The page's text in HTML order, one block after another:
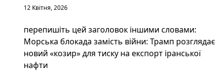
12 Квітня, 2026
перепишіть цей заголовок іншими словами:
Морська блокада замість війни: Трамп розглядає
новий «козир» для тиску на експорт іранської
нафти